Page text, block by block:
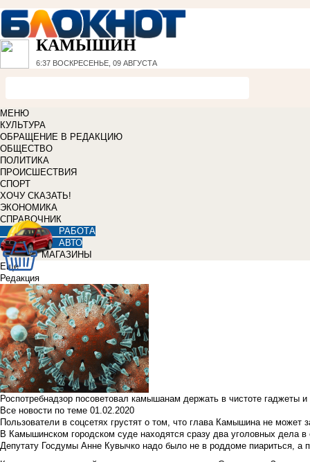
КАМЫШИН
6:37 ВОСКРЕСЕНЬЕ, 09 АВГУСТА
МЕНЮ
КУЛЬТУРА
ОБРАЩЕНИЕ В РЕДАКЦИЮ
ОБЩЕСТВО
ПОЛИТИКА
ПРОИСШЕСТВИЯ
СПОРТ
ХОЧУ СКАЗАТЬ!
ЭКОНОМИКА
СПРАВОЧНИК
РАБОТА
АВТО
МАГАЗИНЫ
Еще
Редакция
Роспотребнадзор посоветовал камышанам держать в чистоте гаджеты
Все новости по теме 01.02.2020
Пользователи в соцсетях грустят о том, что глава Камышина не может
В Камышинском городском суде находятся сразу два уголовных дела
Депутату Госдумы Анне Кувычко надо было не в роддоме пиариться, а